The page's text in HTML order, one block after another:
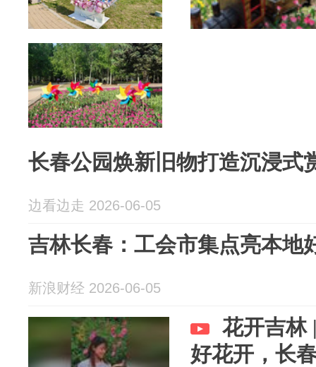
长春公园焕新旧物打造沉浸式
边看边走 2026-06-05
吉林长春：工会市集点亮本地
新浪财经 2026-06-05
花开吉林
好花开，长